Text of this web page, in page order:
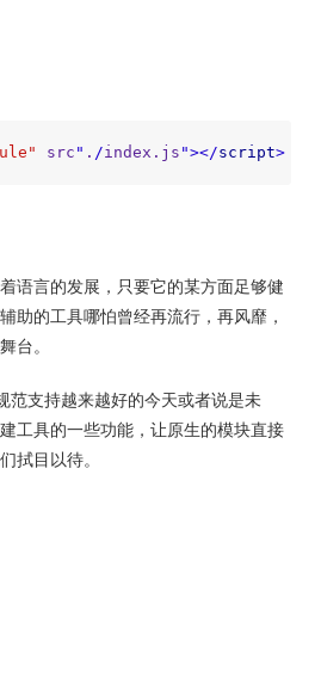
src " . /index.js "></script>
语言的发展，只要它的某方面足够健
助的工具哪怕曾经再流行，再风靡，
台。
范支持越来越好的今天或者说是未
工具的一些功能，让原生的模块直接
拭目以待。